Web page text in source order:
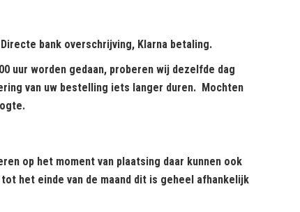
Directe bank overschrijving, Klarna betaling.
uur worden gedaan, proberen wij dezelfde dag
van uw bestelling iets langer duren. Mochten
op het moment van plaatsing daar kunnen ook
het einde van de maand dit is geheel afhankelijk